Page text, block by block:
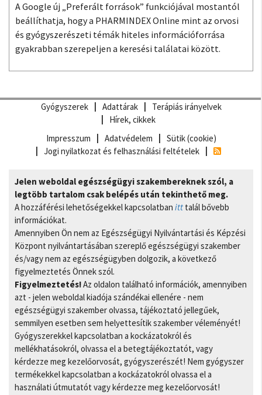
A Google új „Preferált források” funkciójával mostantól
beállíthatja, hogy a PHARMINDEX Online mint az orvosi
és gyógyszerészeti témák hiteles információforrása
gyakrabban szerepeljen a keresési találatai között.
Gyógyszerek Adattárak
Terápiás irányelvek
Hírek, cikkek
Impresszum
Adatvédelem
Sütik (cookie)
Jogi nyilatkozat és felhasználási feltételek
Jelen weboldal egészségügyi szakembereknek szól, a
legtöbb tartalom csak belépés után tekinthető meg.
A hozzáférési lehetőségekkel kapcsolatban itt talál bővebb
információkat.
Amennyiben Ön nem az Egészségügyi Nyilvántartási és Képzési
Központ nyilvántartásában szereplő egészségügyi szakember
és/vagy nem az egészségügyben dolgozik, a következő
figyelmeztetés Önnek szól.
Figyelmeztetés!Az oldalon található információk, amennyiben
azt - jelen weboldal kiadója szándékai ellenére - nem
egészségügyi szakember olvassa, tájékoztató jellegűek,
semmilyen esetben sem helyettesítik szakember véleményét!
Gyógyszerekkel kapcsolatban a kockázatokról és
mellékhatásokról, olvassa el a betegtájékoztatót, vagy
kérdezze meg kezelőorvosát, gyógyszerészét! Nem gyógyszer
termékekkel kapcsolatban a kockázatokról olvassa el a
használati útmutatót vagy kérdezze meg kezelőorvosát!